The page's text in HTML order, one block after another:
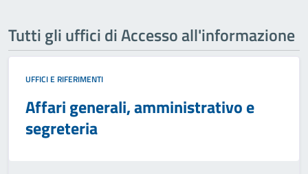
Tutti gli uffici di Accesso all'informazione
UFFICI E RIFERIMENTI
Affari generali, amministrativo e
segreteria